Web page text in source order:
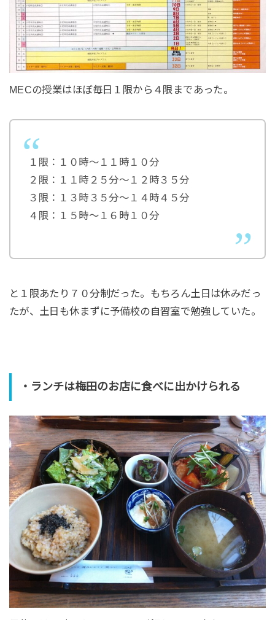
MECの授業はほぼ毎日１限から４限まであった。
１限：１０時〜１１時１０分
２限：１１時２５分〜１２時３５分
３限：１３時３５分〜１４時４５分
４限：１５時〜１６時１０分
と１限あたり７０分制だった。もちろん土日は休みだっ
たが、土日も休まずに予備校の自習室で勉強していた。
・ランチは梅田のお店に食べに出かけられる